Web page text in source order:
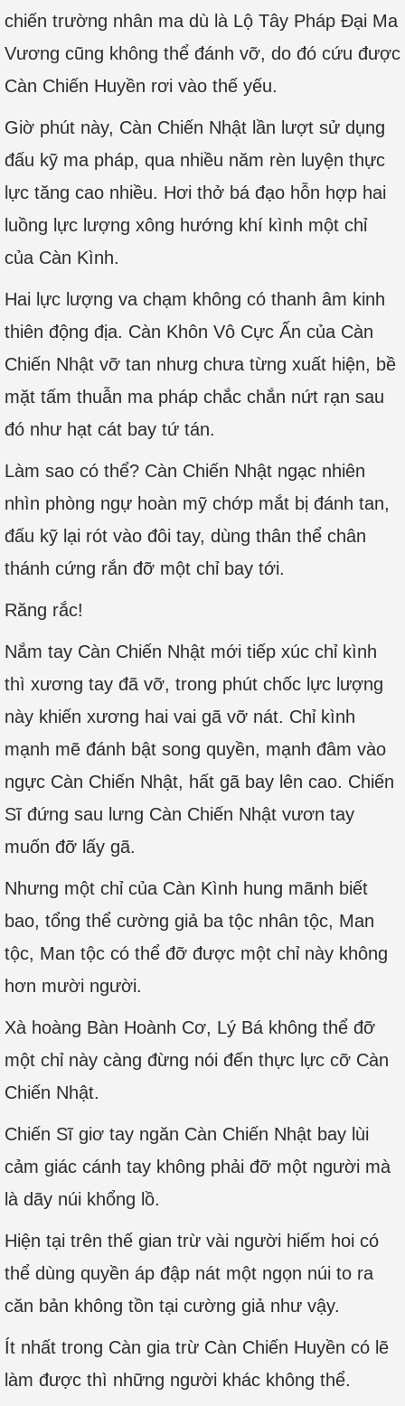
chiến trường nhân ma dù là Lộ Tây Pháp Đại Ma
Vương cũng không thể đánh vỡ, do đó cứu được
Càn Chiến Huyền rơi vào thế yếu.
Giờ phút này, Càn Chiến Nhật lần lượt sử dụng
đấu kỹ ma pháp, qua nhiều năm rèn luyện thực
lực tăng cao nhiều. Hơi thở bá đạo hỗn hợp hai
luồng lực lượng xông hướng khí kình một chỉ
của Càn Kình.
Hai lực lượng va chạm không có thanh âm kinh
thiên động địa. Càn Khôn Vô Cực Ấn của Càn
Chiến Nhật vỡ tan nhưg chưa từng xuất hiện, bề
mặt tấm thuẫn ma pháp chắc chắn nứt rạn sau
đó như hạt cát bay tứ tán.
Làm sao có thể? Càn Chiến Nhật ngạc nhiên
nhìn phòng ngự hoàn mỹ chớp mắt bị đánh tan,
đấu kỹ lại rót vào đôi tay, dùng thân thể chân
thánh cứng rắn đỡ một chỉ bay tới.
Răng rắc!
Nắm tay Càn Chiến Nhật mới tiếp xúc chỉ kình
thì xương tay đã vỡ, trong phút chốc lực lượng
này khiến xương hai vai gã vỡ nát. Chỉ kình
mạnh mẽ đánh bật song quyền, mạnh đâm vào
ngực Càn Chiến Nhật, hất gã bay lên cao. Chiến
Sĩ đứng sau lưng Càn Chiến Nhật vươn tay
muốn đỡ lấy gã.
Nhưng một chỉ của Càn Kình hung mãnh biết
bao, tổng thể cường giả ba tộc nhân tộc, Man
tộc, Man tộc có thể đỡ được một chỉ này không
hơn mười người.
Xà hoàng Bàn Hoành Cơ, Lý Bá không thể đỡ
một chỉ này càng đừng nói đến thực lực cỡ Càn
Chiến Nhật.
Chiến Sĩ giơ tay ngăn Càn Chiến Nhật bay lùi
cảm giác cánh tay không phải đỡ một người mà
là dãy núi khổng lồ.
Hiện tại trên thế gian trừ vài người hiếm hoi có
thể dùng quyền áp đập nát một ngọn núi to ra
căn bản không tồn tại cường giả như vậy.
Ít nhất trong Càn gia trừ Càn Chiến Huyền có lẽ
làm được thì những người khác không thể.